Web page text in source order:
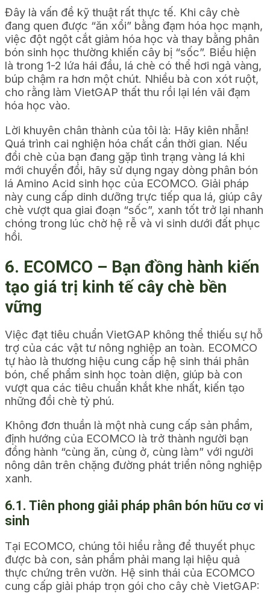
Đây là vấn đề kỹ thuật rất thực tế. Khi cây chè
đang quen được “ăn xổi” bằng đạm hóa học mạnh,
việc đột ngột cắt giảm hóa học và thay bằng phân
bón sinh học thường khiến cây bị “sốc”. Biểu hiện
là trong 1-2 lứa hái đầu, lá chè có thể hơi ngả vàng,
búp chậm ra hơn một chút. Nhiều bà con xót ruột,
cho rằng làm VietGAP thất thu rồi lại lén vãi đạm
hóa học vào.
Lời khuyên chân thành của tôi là: Hãy kiên nhẫn!
Quá trình cai nghiện hóa chất cần thời gian. Nếu
đồi chè của bạn đang gặp tình trạng vàng lá khi
mới chuyển đổi, hãy sử dụng ngay dòng phân bón
lá Amino Acid sinh học của ECOMCO. Giải pháp
này cung cấp dinh dưỡng trực tiếp qua lá, giúp cây
chè vượt qua giai đoạn “sốc”, xanh tốt trở lại nhanh
chóng trong lúc chờ hệ rễ và vi sinh dưới đất phục
hồi.
6. ECOMCO – Bạn đồng hành kiến
tạo giá trị kinh tế cây chè bền
vững
Việc đạt tiêu chuẩn VietGAP không thể thiếu sự hỗ
trợ của các vật tư nông nghiệp an toàn. ECOMCO
tự hào là thương hiệu cung cấp hệ sinh thái phân
bón, chế phẩm sinh học toàn diện, giúp bà con
vượt qua các tiêu chuẩn khắt khe nhất, kiến tạo
những đồi chè tỷ phú.
Không đơn thuần là một nhà cung cấp sản phẩm,
định hướng của ECOMCO là trở thành người bạn
đồng hành “cùng ăn, cùng ở, cùng làm” với người
nông dân trên chặng đường phát triển nông nghiệp
xanh.
6.1. Tiên phong giải pháp phân bón hữu cơ vi
sinh
Tại ECOMCO, chúng tôi hiểu rằng để thuyết phục
được bà con, sản phẩm phải mang lại hiệu quả
thực chứng trên vườn. Hệ sinh thái của ECOMCO
cung cấp giải pháp trọn gói cho cây chè VietGAP: